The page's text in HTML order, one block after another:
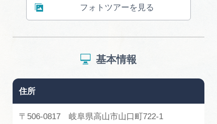
サイトポリシー
フォトツアーを見る
基本情報
住所
〒506-0817 岐阜県高山市山口町722-1